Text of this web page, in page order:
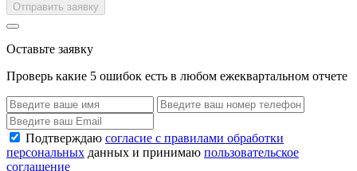
Отправить заявку
Оставьте заявку
Проверь какие 5 ошибок есть в любом ежеквартальном отчете
Подтверждаю согласие с правилами обработки
персональных данных и принимаю пользовательское
соглашение